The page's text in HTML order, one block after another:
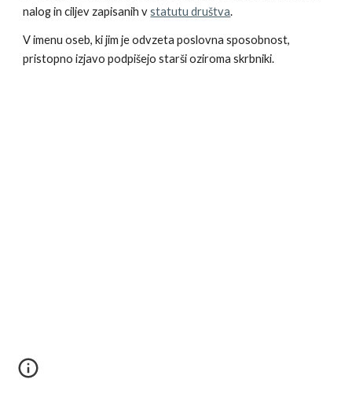
nalog in ciljev zapisanih vstatutu društva.
V imenu oseb, ki jim je odvzeta poslovna sposobnost,
pristopno izjavo podpišejo starši oziroma skrbniki.